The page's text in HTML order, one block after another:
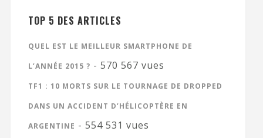
TOP 5 DES ARTICLES
QUEL EST LE MEILLEUR SMARTPHONE DE
L’ANNÉE 2015 ? - 570 567 vues
TF1 : 10 MORTS SUR LE TOURNAGE DE DROPPED
DANS UN ACCIDENT D’HÉLICOPTÈRE EN
ARGENTINE - 554 531 vues